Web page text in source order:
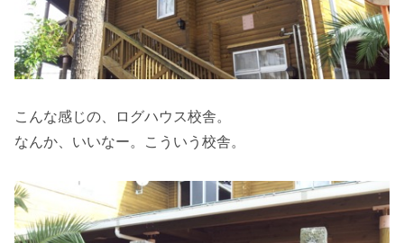
こんな感じの、ログハウス校舎。
なんか、いいなー。こういう校舎。